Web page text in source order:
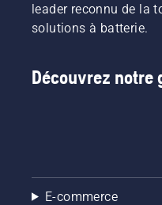
leader reconnu de la
solutions à batterie.
Découvrez notre
E-commerce